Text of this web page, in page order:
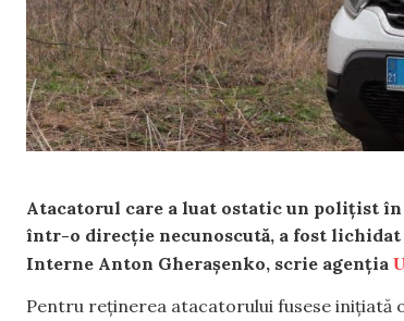
Atacatorul care a luat ostatic un polițist
într-o direcție necunoscută, a fost
Interne Anton Gherașenko, scrie agenția
Pentru reținerea atacatorului fusese inițiată